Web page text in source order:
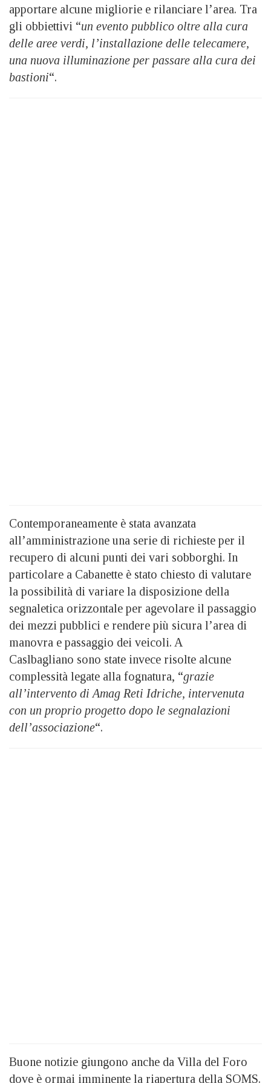
apportare alcune migliorie e rilanciare l’area. Tra
gli obbiettivi “un evento pubblico oltre alla cura
delle aree verdi, l’installazione delle telecamere,
una nuova illuminazione per passare alla cura dei
bastioni“.
Contemporaneamente è stata avanzata
all’amministrazione una serie di richieste per il
recupero di alcuni punti dei vari sobborghi. In
particolare a Cabanette è stato chiesto di valutare
la possibilità di variare la disposizione della
segnaletica orizzontale per agevolare il passaggio
dei mezzi pubblici e rendere più sicura l’area di
manovra e passaggio dei veicoli. A
Caslbagliano sono state invece risolte alcune
complessità legate alla fognatura, “grazie
all’intervento di Amag Reti Idriche, intervenuta
con un proprio progetto dopo le segnalazioni
dell’associazione“.
Buone notizie giungono anche da Villa del Foro
dove è ormai imminente la riapertura della SOMS.